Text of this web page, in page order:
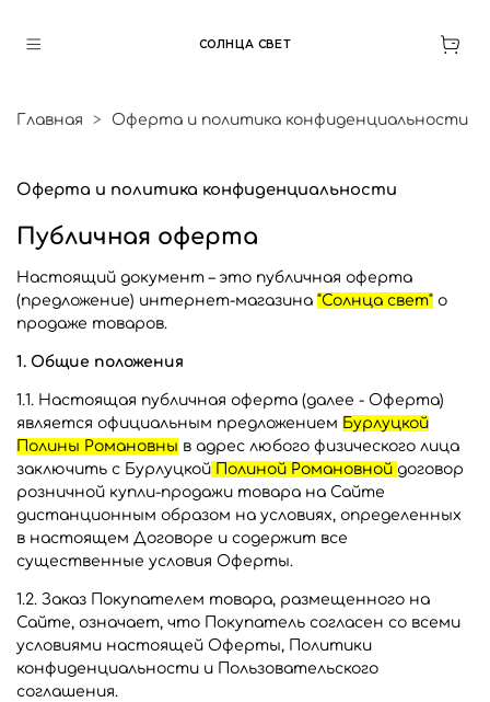
СОЛНЦА СВЕТ
Главная Оферта и политика конфиденциальности
Оферта и политика конфиденциальности
Публичная оферта
Настоящий документ – это публичная оферта
(предложение) интернет-магазина "Солнца свет" о
продаже товаров.
1. Общие положения
1.1. Настоящая публичная оферта (далее - Оферта)
является официальным предложением Бурлуцкой
Полины Романовны в адрес любого физического лица
заключить с Бурлуцкой Полиной Романовной договор
розничной купли-продажи товара на Сайте
дистанционным образом на условиях, определенных
в настоящем Договоре и содержит все
существенные условия Оферты.
1.2. Заказ Покупателем товара, размещенного на
Сайте, означает, что Покупатель согласен со всеми
условиями настоящей Оферты, Политики
конфиденциальности и Пользовательского
соглашения.